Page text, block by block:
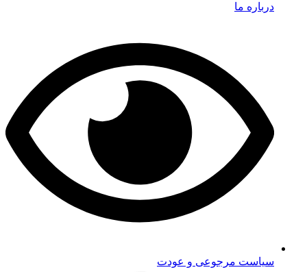
درباره ما
سیاست مرجوعی و عودت